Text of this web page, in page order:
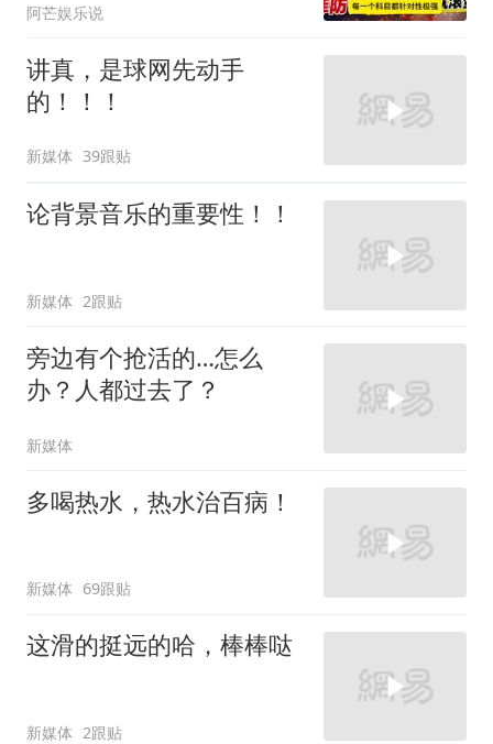
阿芒娱乐说
讲真，是球网先动手
的！！！
新媒体 39跟贴
论背景音乐的重要性！！
新媒体 2跟贴
旁边有个抢活的…怎么
办？人都过去了？
新媒体
多喝热水，热水治百病！
新媒体 69跟贴
这滑的挺远的哈，棒棒哒
新媒体 2跟贴